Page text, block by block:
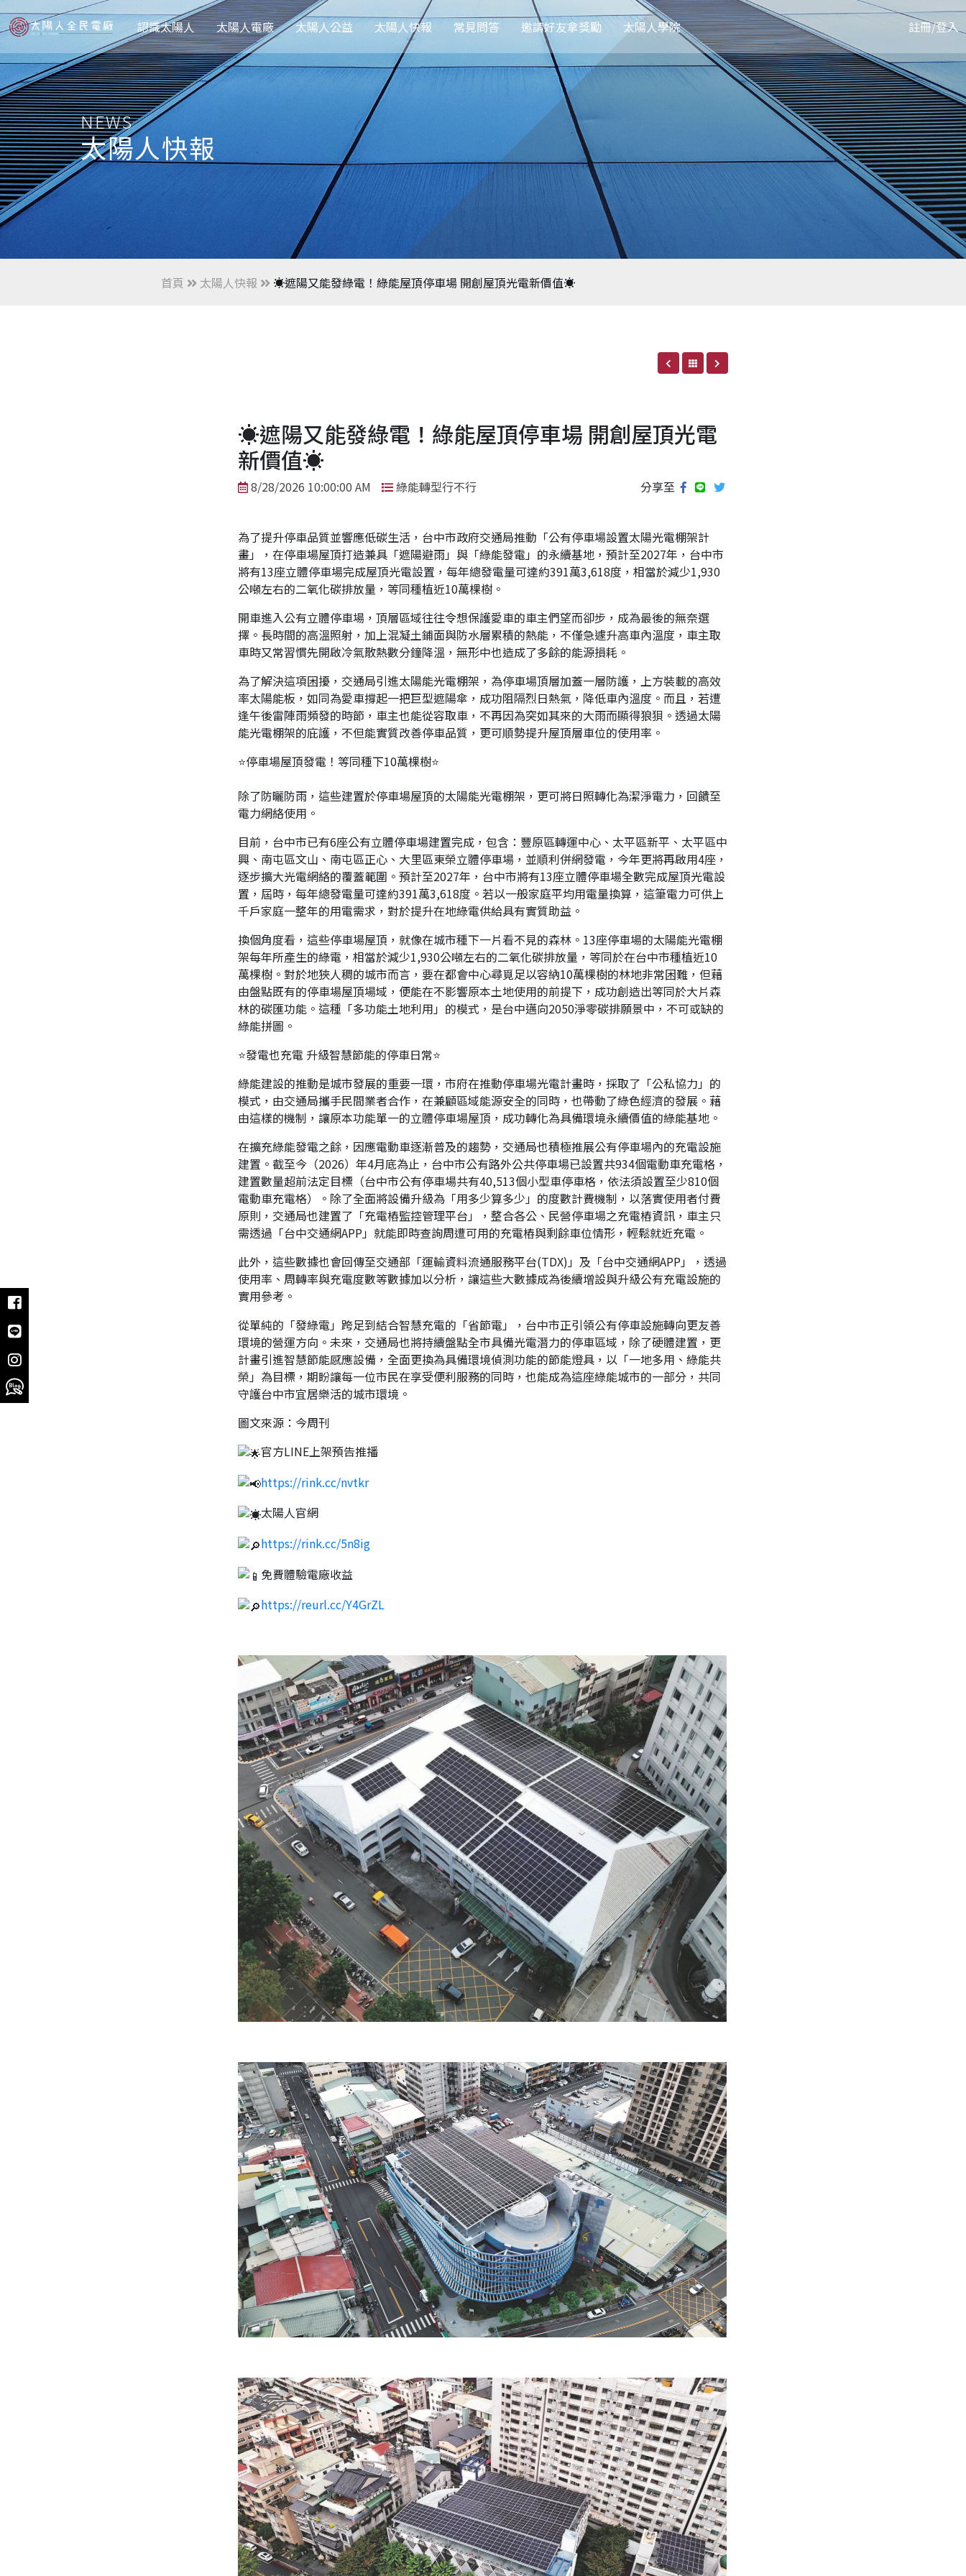
認識太陽人 太陽人電廠 太陽人公益 太陽人快報 常見問答 邀請好友拿獎勵 太陽人學院 註冊/登入
NEWS
太陽人快報
首頁 太陽人快報 ☀️遮陽又能發綠電！綠能屋頂停車場 開創屋頂光電新價值☀️
☀️遮陽又能發綠電！綠能屋頂停車場 開創屋頂光電
新價值☀️
8/28/2026 10:00:00 AM 綠能轉型行不行 分享至
為了提升停車品質並響應低碳生活，台中市政府交通局推動「公有停車場設置太陽光電棚架計
畫」，在停車場屋頂打造兼具「遮陽避雨」與「綠能發電」的永續基地，預計至2027年，台中市
將有13座立體停車場完成屋頂光電設置，每年總發電量可達約391萬3,618度，相當於減少1,930
公噸左右的二氧化碳排放量，等同種植近10萬棵樹。
開車進入公有立體停車場，頂層區域往往令想保護愛車的車主們望而卻步，成為最後的無奈選
擇。長時間的高溫照射，加上混凝土鋪面與防水層累積的熱能，不僅急遽升高車內溫度，車主取
車時又常習慣先開啟冷氣散熱數分鐘降溫，無形中也造成了多餘的能源損耗。
為了解決這項困擾，交通局引進太陽能光電棚架，為停車場頂層加蓋一層防護，上方裝載的高效
率太陽能板，如同為愛車撐起一把巨型遮陽傘，成功阻隔烈日熱氣，降低車內溫度。而且，若遭
逢午後雷陣雨頻發的時節，車主也能從容取車，不再因為突如其來的大雨而顯得狼狽。透過太陽
能光電棚架的庇護，不但能實質改善停車品質，更可順勢提升屋頂層車位的使用率。
⭐停車場屋頂發電！等同種下10萬棵樹⭐
除了防曬防雨，這些建置於停車場屋頂的太陽能光電棚架，更可將日照轉化為潔淨電力，回饋至
電力網絡使用。
目前，台中市已有6座公有立體停車場建置完成，包含：豐原區轉運中心、太平區新平、太平區中
興、南屯區文山、南屯區正心、大里區東榮立體停車場，並順利併網發電，今年更將再啟用4座，
逐步擴大光電網絡的覆蓋範圍。預計至2027年，台中市將有13座立體停車場全數完成屋頂光電設
置，屆時，每年總發電量可達約391萬3,618度。若以一般家庭平均用電量換算，這筆電力可供上
千戶家庭一整年的用電需求，對於提升在地綠電供給具有實質助益。
換個角度看，這些停車場屋頂，就像在城市種下一片看不見的森林。13座停車場的太陽能光電棚
架每年所產生的綠電，相當於減少1,930公噸左右的二氧化碳排放量，等同於在台中市種植近10
萬棵樹。對於地狹人稠的城市而言，要在都會中心尋覓足以容納10萬棵樹的林地非常困難，但藉
由盤點既有的停車場屋頂場域，便能在不影響原本土地使用的前提下，成功創造出等同於大片森
林的碳匯功能。這種「多功能土地利用」的模式，是台中邁向2050淨零碳排願景中，不可或缺的
綠能拼圖。
⭐發電也充電 升級智慧節能的停車日常⭐
綠能建設的推動是城市發展的重要一環，市府在推動停車場光電計畫時，採取了「公私協力」的
模式，由交通局攜手民間業者合作，在兼顧區域能源安全的同時，也帶動了綠色經濟的發展。藉
由這樣的機制，讓原本功能單一的立體停車場屋頂，成功轉化為具備環境永續價值的綠能基地。
在擴充綠能發電之餘，因應電動車逐漸普及的趨勢，交通局也積極推展公有停車場內的充電設施
建置。截至今（2026）年4月底為止，台中市公有路外公共停車場已設置共934個電動車充電格，
建置數量超前法定目標（台中市公有停車場共有40,513個小型車停車格，依法須設置至少810個
電動車充電格）。除了全面將設備升級為「用多少算多少」的度數計費機制，以落實使用者付費
原則，交通局也建置了「充電樁監控管理平台」，整合各公、民營停車場之充電樁資訊，車主只
需透過「台中交通網APP」就能即時查詢周遭可用的充電樁與剩餘車位情形，輕鬆就近充電。
此外，這些數據也會回傳至交通部「運輸資料流通服務平台(TDX)」及「台中交通網APP」，透過
使用率、周轉率與充電度數等數據加以分析，讓這些大數據成為後續增設與升級公有充電設施的
實用參考。
從單純的「發綠電」跨足到結合智慧充電的「省節電」，台中市正引領公有停車設施轉向更友善
環境的營運方向。未來，交通局也將持續盤點全市具備光電潛力的停車區域，除了硬體建置，更
計畫引進智慧節能感應設備，全面更換為具備環境偵測功能的節能燈具，以「一地多用、綠能共
榮」為目標，期盼讓每一位市民在享受便利服務的同時，也能成為這座綠能城市的一部分，共同
守護台中市宜居樂活的城市環境。
圖文來源：今周刊
官方LINE上架預告推播
https://rink.cc/nvtkr
太陽人官網
https://rink.cc/5n8ig
免費體驗電廠收益
https://reurl.cc/Y4GrZL